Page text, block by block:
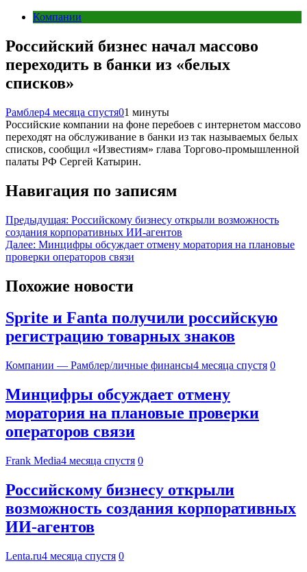
Компании
Российский бизнес начал массово
переходить в банки из «белых
списков»
Рамблер4 месяца спустя01 минуты
Российские компании на фоне перебоев с интернетом массово
переходят на обслуживание в банки из так называемых белых
списков, сообщил «Известиям» глава Торгово-промышленной
палаты РФ Сергей Катырин.
Навигация по записям
Предыдущая: Российскому бизнесу открыли возможность
создания корпоративных ИИ-агентов
Далее: Минцифры обсуждает отмену моратория на плановые
проверки операторов связи
Похожие новости
Sprite и Fanta получили российскую
регистрацию товарных знаков
Компании — Рамблер/личные финансы4 месяца спустя 0
Минцифры обсуждает отмену
моратория на плановые проверки
операторов связи
Frank Media4 месяца спустя 0
Российскому бизнесу открыли
возможность создания корпоративных
ИИ-агентов
Lenta.ru4 месяца спустя 0